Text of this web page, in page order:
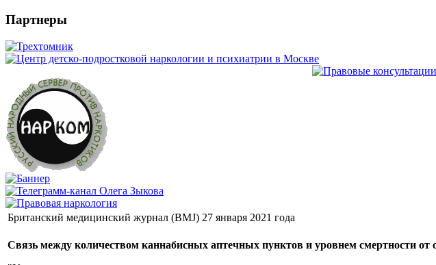
Партнеры
Британский медицинский журнал (BMJ) 27 января 2021 года
Связь между количеством каннабисных аптечных пунктов и уровнем смертности от